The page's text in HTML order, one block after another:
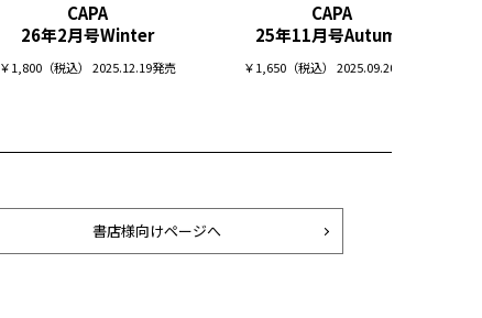
CAPA
26年2月号Winter
￥1,800（税込） 2025.12.19発売
CAPA
25年11月号Autumn
￥1,650（税込） 2025.09.20発売
書店様向けページへ